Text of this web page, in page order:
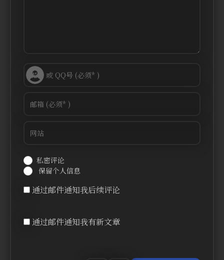
私密评论
保留个人信息
通过邮件通知我后续评论
通过邮件通知我有新文章